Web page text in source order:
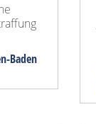
Baden